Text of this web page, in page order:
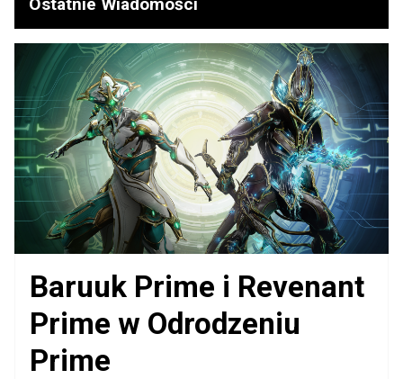
Baruuk Prime i Revenant
Prime w Odrodzeniu
Prime